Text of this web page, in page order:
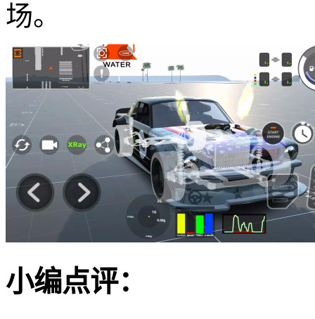
场。
小编点评：